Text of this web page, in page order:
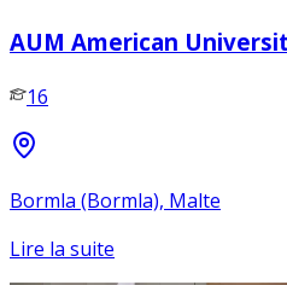
AUM American
16
Bormla (Bormla), Malte
Lire la suite